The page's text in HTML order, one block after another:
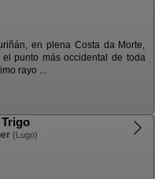
en plena Costa da Morte,
punto más occidental de toda
rayo ...
(Lugo)